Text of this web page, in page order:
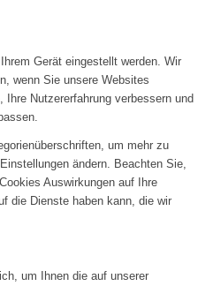
Gerät eingestellt werden. Wir
wenn Sie unsere Websites
Nutzererfahrung verbessern und
um mehr zu
ändern. Beachten Sie,
Auswirkungen auf Ihre
die Dienste haben kann, die wir
um Ihnen die auf unserer